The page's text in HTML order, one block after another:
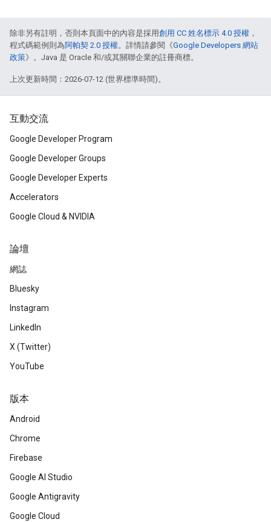
除非另有註明，否則本頁面中的內容是採用創用 CC 姓名標示 4.0 授權 ，
程式碼範例則為阿帕契 2.0 授權。詳情請參閱《Google Developers 網站
政策》。Java 是 Oracle 和/或其關聯企業的註冊商標。
上次更新時間：2026-07-12 (世界標準時間)。
互動交流
Google Developer Program
Google Developer Groups
Google Developer Experts
Accelerators
Google Cloud & NVIDIA
論壇
網誌
Bluesky
Instagram
LinkedIn
X (Twitter)
YouTube
版本
Android
Chrome
Firebase
Google AI Studio
Google Antigravity
Google Cloud